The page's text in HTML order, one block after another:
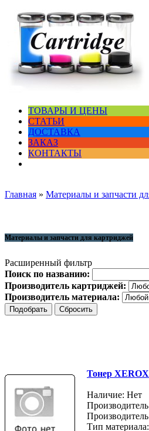
ТОВАРЫ И ЦЕНЫ
СТАТЬИ
ДОСТАВКА
ЗАКАЗ
КОНТАКТЫ
Главная » Материалы и запчасти
Материалы и запчасти для картриджей
Расширенный фильтр
Поиск по названию:
Производитель картриджей:
Производитель материала:
Тонер
Наличие: Нет
Тип